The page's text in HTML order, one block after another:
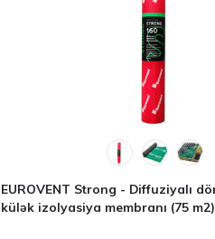
EUROVENT Strong - Diffuziyalı dörd qat su və
külək izolyasiya membranı (75 m2)